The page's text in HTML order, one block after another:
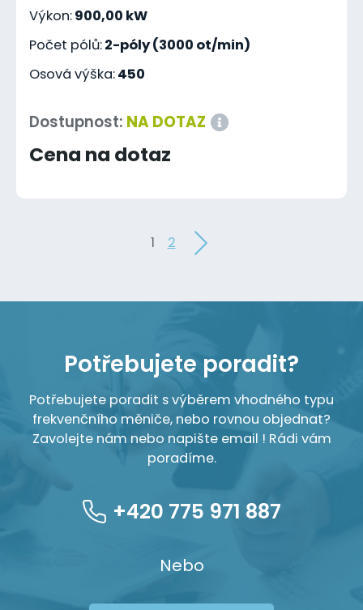
Výkon:900,00 kW
Počet pólů:2-póly (3000 ot/min)
Osová výška:450
Dostupnost: NA DOTAZ
Cena na dotaz
1 2
Potřebujete poradit?
Potřebujete poradit s výběrem vhodného typu
frekvenčního měniče, nebo rovnou objednat?
Zavolejte nám nebo napište email ! Rádi vám
poradíme.
+420 775 971 887
Nebo